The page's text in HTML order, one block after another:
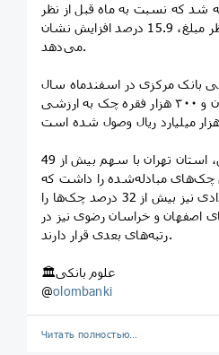
شد که نسبت به ماه قبل از نظر
تعداد، 9.2 درصد و از نظر مبلغ، 15.9 درصد افزایش نشان
می‌دهد.
بانک مرکزی در اسفندماه سال
۱۴۰۲، بیش از ۸ میلیون و ۳۰۰ هزار فقره چک به ارزشی
در ماه مورد گزارش، استان تهران با سهم بیش از 49
چک‌های مبادله‌شده را داشت که
این میزان به لحاظ تعدادی نیز بیش از 32 درصد چک‌ها را
و خراسان رضوی نیز در
رتبه‌های بعدی قرار دارند.
🏛علوم بانکی
@olombanki
Читать полностью…